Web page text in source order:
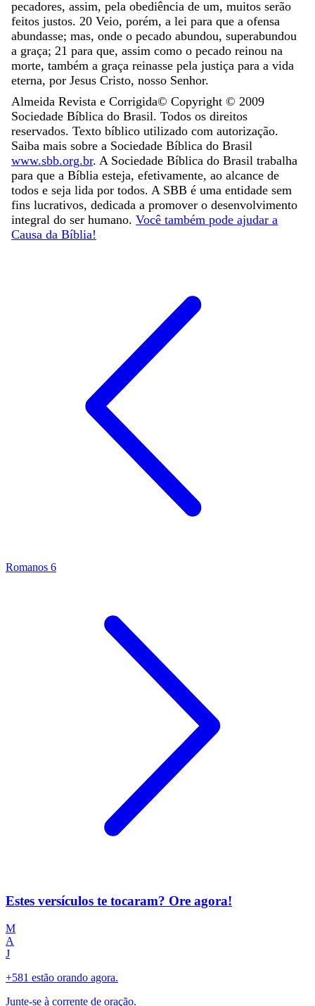
pecadores, assim, pela obediência de um, muitos serão
feitos justos. 20 Veio, porém, a lei para que a ofensa
abundasse; mas, onde o pecado abundou, superabundou
a graça; 21 para que, assim como o pecado reinou na
morte, também a graça reinasse pela justiça para a vida
eterna, por Jesus Cristo, nosso Senhor.
Almeida Revista e Corrigida© Copyright © 2009
Sociedade Bíblica do Brasil. Todos os direitos
reservados. Texto bíblico utilizado com autorização.
Saiba mais sobre a Sociedade Bíblica do Brasil
www.sbb.org.br. A Sociedade Bíblica do Brasil trabalha
para que a Bíblia esteja, efetivamente, ao alcance de
todos e seja lida por todos. A SBB é uma entidade sem
fins lucrativos, dedicada a promover o desenvolvimento
integral do ser humano. Você também pode ajudar a
Causa da Bíblia!
Romanos 6
Estes versículos te tocaram? Ore agora!
M
A
J
+581 estão orando agora.
Junte-se à corrente de oração.